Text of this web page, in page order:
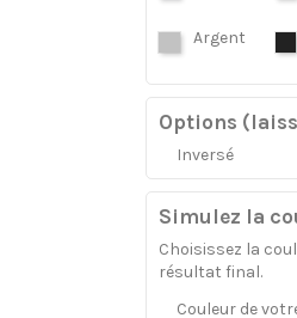
Argent
Options
Inversé
Simulez la
Choisissez la
résultat final.
Couleur de